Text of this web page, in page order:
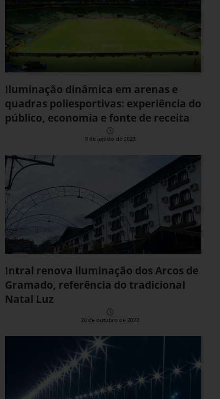
Iluminação dinâmica em arenas e
quadras poliesportivas: experiência do
público, economia e fonte de receita
9 de agosto de 2023
Intral renova iluminação dos Arcos de
Gramado, referência do tradicional
Natal Luz
20 de outubro de 2022